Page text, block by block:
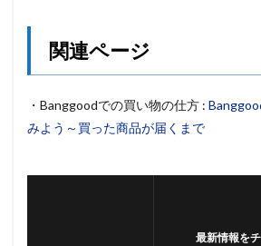
関連ページ
・Banggoodでの買い物の仕方 :
みよう～買った商品が届くまで
最新情報を